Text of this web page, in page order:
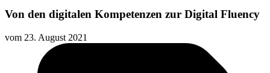
Von den digitalen Kompetenzen zur Digital Fluency
vom 23. August 2021